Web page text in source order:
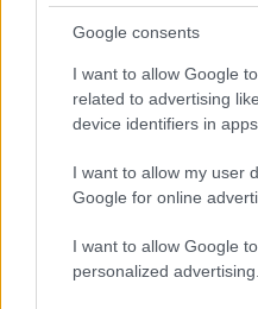
Google consents
I want to allow Google
related to advertising
device identifiers in apps.
I want to allow my user
Google for online
I want to allow Google
personalized advertising.
Karwai Tang/Getty